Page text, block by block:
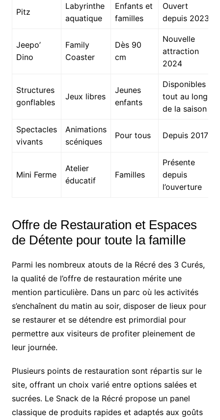
Pitz
Labyrinthe
aquatique
Enfants et
familles
Ouvert
depuis 2023
Jeepo’
Dino
Family
Coaster
Dès 90
cm
Nouvelle
attraction
2024
Structures
gonflables
Jeux libres
Jeunes
enfants
Disponibles
tout au long
de la saison
Spectacles
vivants
Animations
scéniques
Pour tous Depuis 2017
Mini Ferme
Atelier
éducatif
Familles
Présente
depuis
l’ouverture
Offre de Restauration et Espaces
de Détente pour toute la famille
Parmi les nombreux atouts de la Récré des 3 Curés,
la qualité de l’offre de restauration mérite une
mention particulière. Dans un parc où les activités
s’enchaînent du matin au soir, disposer de lieux pour
se restaurer et se détendre est primordial pour
permettre aux visiteurs de profiter pleinement de
leur journée.
Plusieurs points de restauration sont répartis sur le
site, offrant un choix varié entre options salées et
sucrées. Le Snack de la Récré propose un panel
classique de produits rapides et adaptés aux goûts